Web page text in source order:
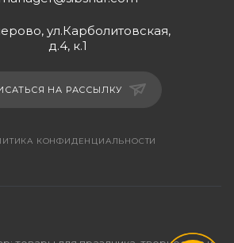
ул.Карболитовская,
д.4, к.1
НА РАССЫЛКУ
КОНФИДЕНЦИАЛЬНОСТИ